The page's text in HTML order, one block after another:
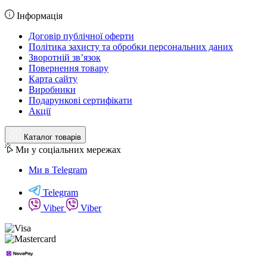
Інформація
Договір публічної оферти
Політика захисту та обробки персональних даних
Зворотній зв’язок
Повернення товару
Карта сайту
Виробники
Подарункові сертифікати
Акції
Каталог товарів
Ми у соціальних мережах
Ми в Telegram
Telegram
Viber
Viber